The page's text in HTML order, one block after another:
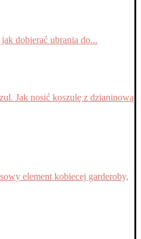
dobierać ubrania do...
Jak nosić koszulę z dzianinową
element kobiecej garderoby,